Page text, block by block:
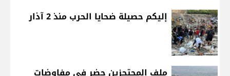
إليكم حصيلة ضحايا الحرب منذ 2 آذار
ملف المحتجزين حضر في مفاوضات